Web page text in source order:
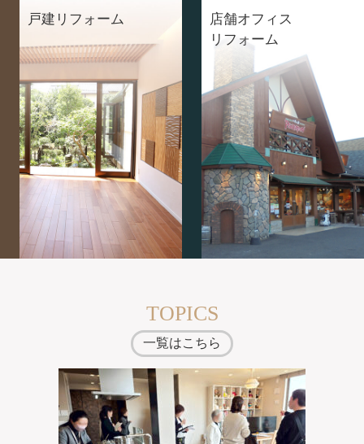
戸建リフォーム
店舗オフィス
リフォーム
TOPICS
一覧はこちら